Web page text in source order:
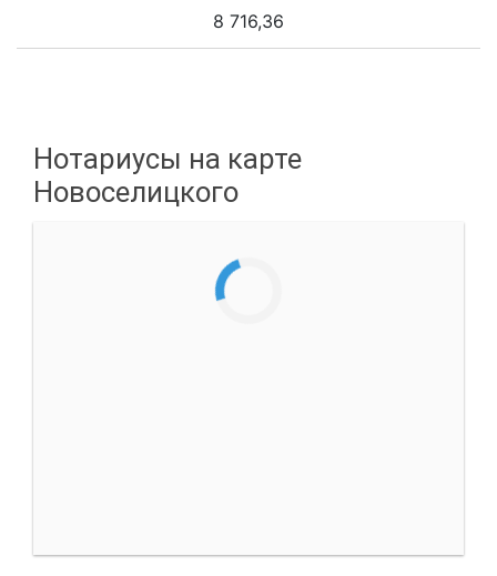
8 716,36
Нотариусы на карте
Новоселицкого